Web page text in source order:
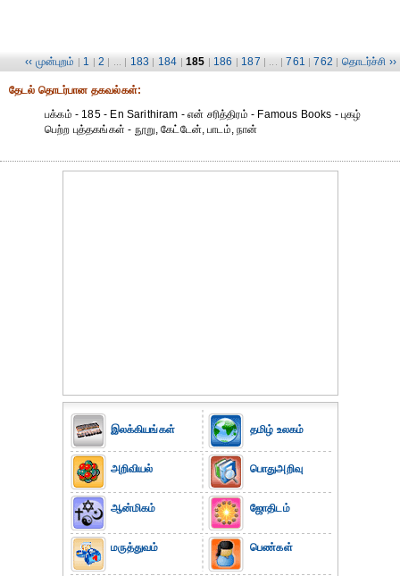
‹‹ முன்புறம் | 1 | 2 | ... | 183 | 184 | 185 | 186 | 187 | ... | 761 | 762 | தொடர்ச்சி ››
தேட‌ல் தொட‌ர்பான தகவ‌ல்க‌ள்:
பக்கம் - 185 - En Sarithiram - என் சரித்திரம் - Famous Books - புகழ்
பெற்ற புத்தகங்கள் - நூறு, கேட்டேன், பாடம், நான்
இலக்கியங்கள்
அறிவியல்
ஆன்மிகம்
மருத்துவம்
தமிழ் உலகம்
பொதுஅறிவு
ஜோதிடம்
பெண்கள்